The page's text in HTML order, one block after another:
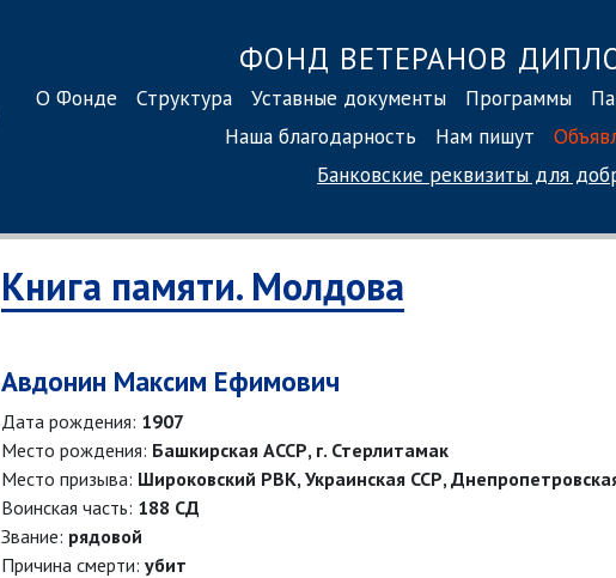
ФОНД ВЕТЕРАНОВ
О Фонде Структура Уставные документы Программы
Наша благодарность
Нам пишут
Банковские реквизиты для
Книга памяти. Молдова
Авдонин Максим Ефимович
Дата рождения: 1907
Место рождения: Башкирская АССР, г. Стерлитамак
Место призыва: Широковский РВК, Украинская ССР,
Воинская часть: 188 СД
Звание: рядовой
Причина смерти: убит